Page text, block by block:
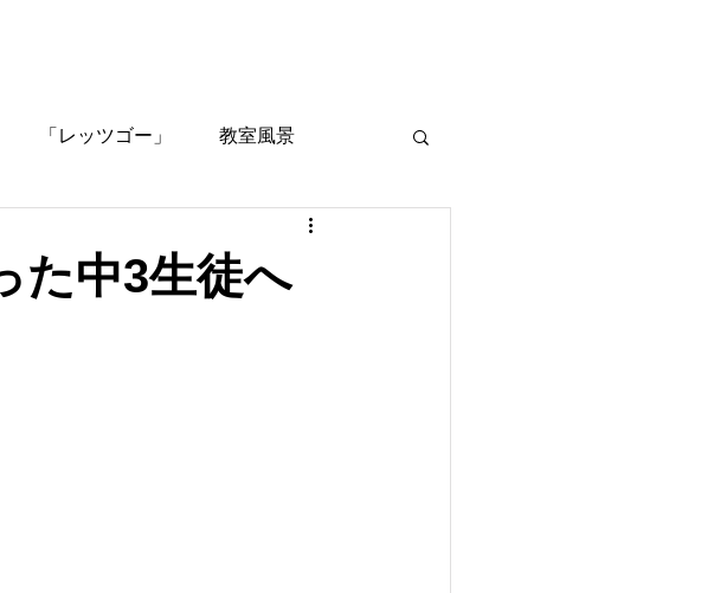
「レッツゴー」 教室風景
た中3生徒へ